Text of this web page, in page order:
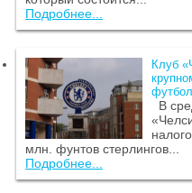
Подробнее...
Клуб
В
млн. фунтов стерлингов...
Подробнее...